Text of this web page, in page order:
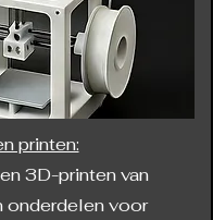
printen:
3D-printen van
onderdelen voor